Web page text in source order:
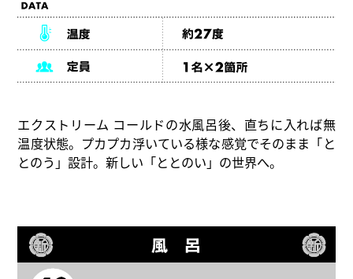
エクストリーム コールドの水風呂後、直ちに入れば無
温度状態。プカプカ浮いている様な感覚でそのまま「と
とのう」設計。新しい「ととのい」の世界へ。